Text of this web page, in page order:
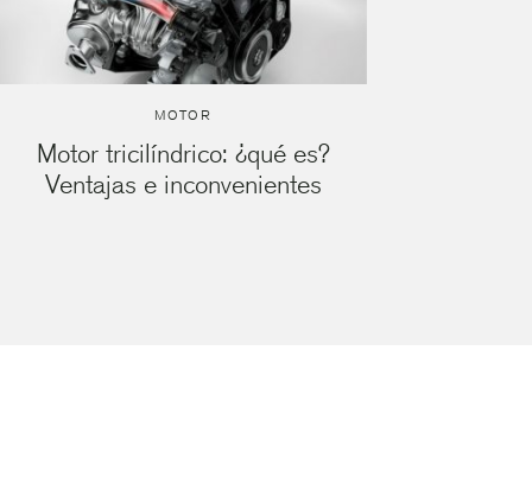
MOTOR
Motor tricilíndrico: ¿qué es?
Ventajas e inconvenientes